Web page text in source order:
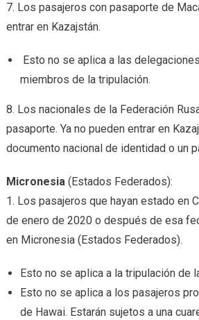
7. Los pasajeros con pasaporte de
entrar en Kazajstán.
Esto no se aplica a las
miembros de la tripulación.
8. Los nacionales de la Federación
pasaporte. Ya no pueden entrar en
documento nacional de identidad o un
Micronesia(Estados Federados):
1. Los pasajeros que hayan estado en
de enero de 2020 o después de esa
en Micronesia (Estados Federados).
Esto no se aplica a la tripulación de
Esto no se aplica a los pasajeros
de Hawai. Estarán sujetos a una